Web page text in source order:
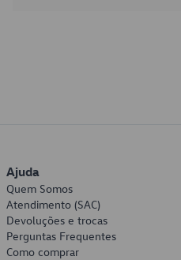
Ajuda
Quem Somos
Atendimento (SAC)
Devoluções e trocas
Perguntas Frequentes
Como comprar